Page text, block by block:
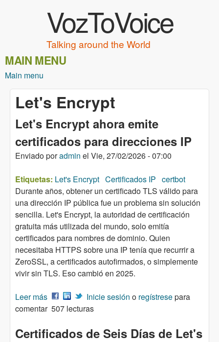
VozToVoice
Talking around the World
MAIN MENU
Main menu
Let's Encrypt
Let's Encrypt ahora emite
certificados para direcciones IP
Enviado poradmin el Vie, 27/02/2026 - 07:00
Etiquetas: Let's Encrypt Certificados IP certbot
Durante años, obtener un certificado TLS válido para
una dirección IP pública fue un problema sin solución
sencilla. Let's Encrypt, la autoridad de certificación
gratuita más utilizada del mundo, solo emitía
certificados para nombres de dominio. Quien
necesitaba HTTPS sobre una IP tenía que recurrir a
ZeroSSL, a certificados autofirmados, o simplemente
vivir sin TLS. Eso cambió en 2025.
Leer más sobre Let's Encrypt ahora emite certificados para
direcciones IP
Inicie sesión o regístresepara
comentar 507 lecturas
Certificados de Seis Días de Let's